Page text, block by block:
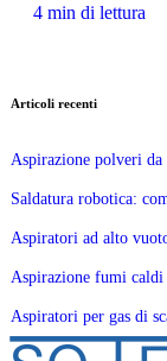
4 min di lettura
Articoli recenti
Aspirazione polveri
Saldatura robotica:
Aspiratori ad alto
Aspirazione fumi
Aspiratori per gas di